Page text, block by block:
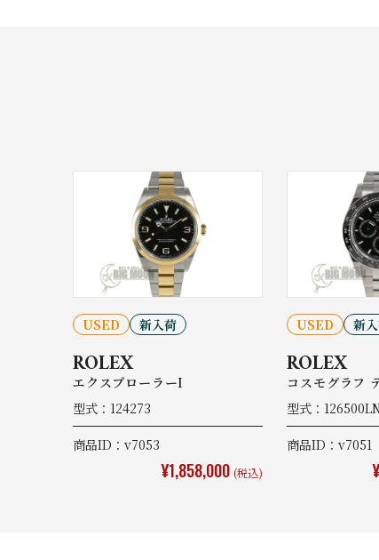
USED 新入荷
ROLEX
エクスプローラーI
型式：124273
商品ID：v7053
¥1,858,000 (税込)
USED 新
ROLEX
コスモグラフ
型式：
商品ID：v7051